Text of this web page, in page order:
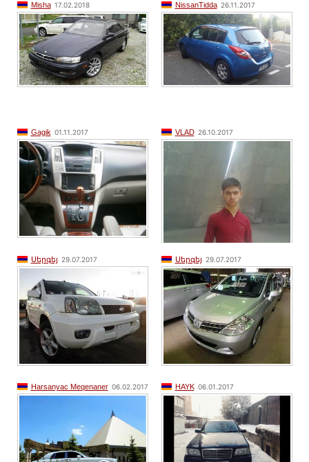
Misha 17.02.2018 NissanTidda 26.11.2017
Gagik 01.11.2017 VLAD 26.10.2017
Սերգեյ 29.07.2017 Սերգեյ 29.07.2017
Harsanyac Meqenaner 06.02.2017 HAYK 06.01.2017